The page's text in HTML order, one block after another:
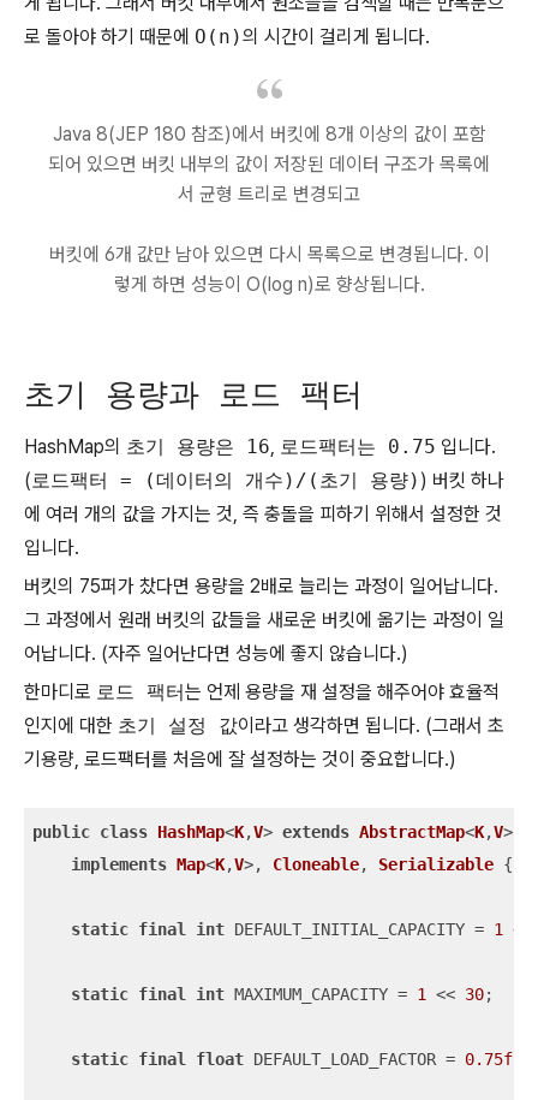
로 돌아야 하기 때문에 O(n)의 시간이 걸리게 됩니다.
Java 8(JEP 180 참조)에서 버킷에 8개 이상의 값이 포함
되어 있으면 버킷 내부의 값이 저장된 데이터 구조가 목록에
서 균형 트리로 변경되고
버킷에 6개 값만 남아 있으면 다시 목록으로 변경됩니다. 이
렇게 하면 성능이 O(log n)로 향상됩니다.
초기 용량과 로드 팩터
HashMap의 초기 용량은 16, 로드팩터는 0.75 입니다.
(로드팩터 = (데이터의 개수)/(초기 용량) ) 버킷 하나
에 여러 개의 값을 가지는 것, 즉 충돌을 피하기 위해서 설정한 것
입니다.
버킷의 75퍼가 찼다면 용량을 2배로 늘리는 과정이 일어납니다.
그 과정에서 원래 버킷의 값들을 새로운 버킷에 옮기는 과정이 일
어납니다. (자주 일어난다면 성능에 좋지 않습니다.)
한마디로 로드 팩터는 언제 용량을 재 설정을 해주어야 효율적
인지에 대한 초기 설정 값이라고 생각하면 됩니다. (그래서 초
기용량, 로드팩터를 처음에 잘 설정하는 것이 중요합니다.)
public class HashMap<K,V> extends AbstractMap<K,V>
implements Map<K,V>, Cloneable, Serializable {
static final int DEFAULT_INITIAL_CAPACITY = 1
static final int MAXIMUM_CAPACITY = 1 << 30;
static final float DEFAULT_LOAD_FACTOR = 0.75f